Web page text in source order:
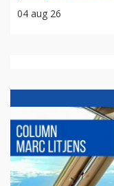
04 aug 26